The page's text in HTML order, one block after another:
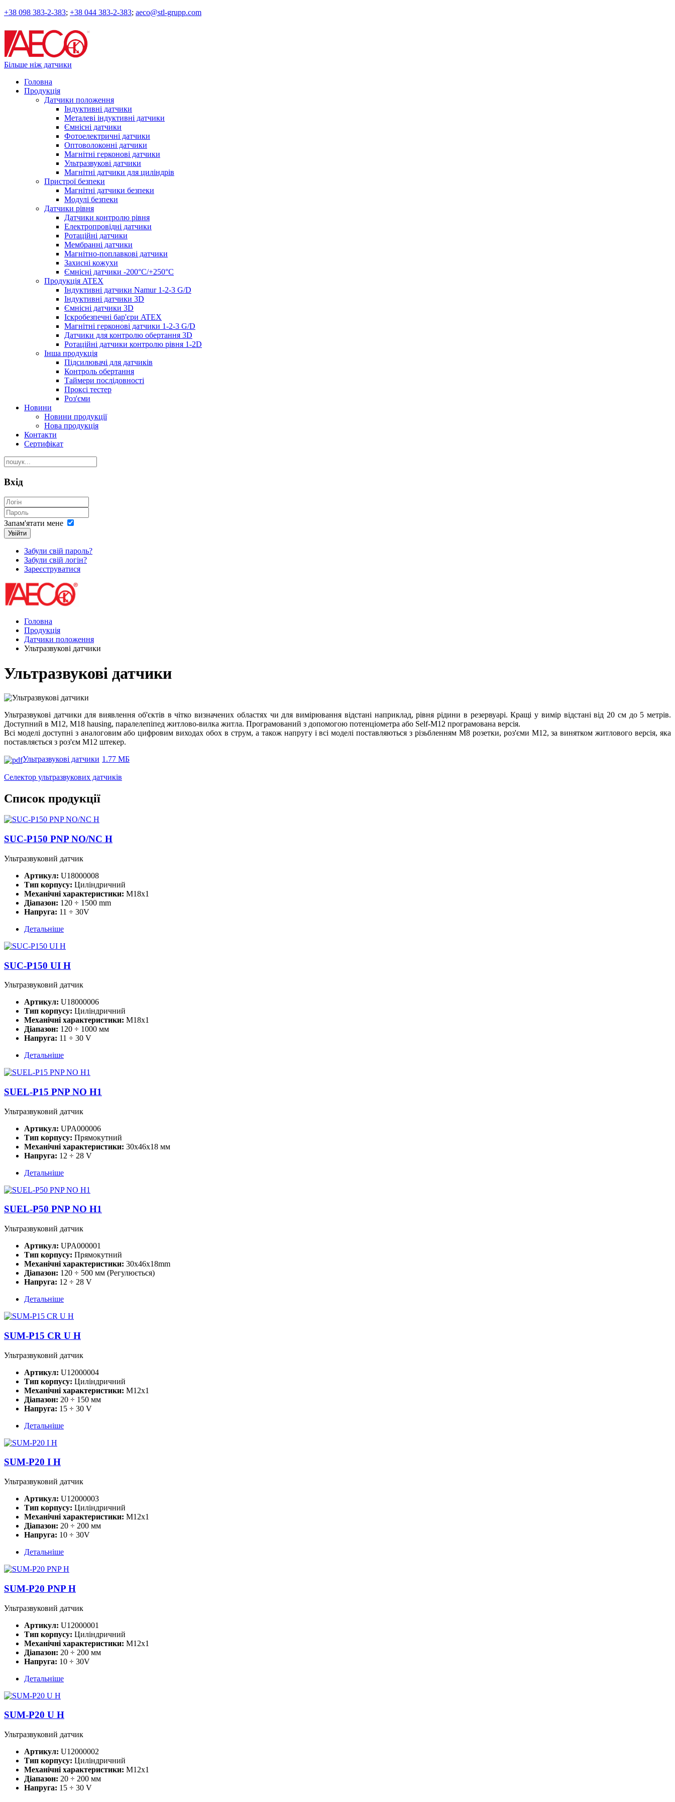
+38 098 383-2-383; +38 044 383-2-383; aeco@stl-grupp.com
Більше ніж датчики
Головна
Продукція
Датчики положення
Індуктивні датчики
Металеві індуктивні датчики
Ємнісні датчики
Фотоелектричні датчики
Оптоволоконні датчики
Магнітні герконові датчики
Ультразвукові датчики
Магнітні датчики для циліндрів
Пристрої безпеки
Магнітні датчики безпеки
Модулі безпеки
Датчики рівня
Датчики контролю рівня
Електропровідні датчики
Ротаційні датчики
Мембранні датчики
Магнітно-поплавкові датчики
Захисні кожухи
Ємнісні датчики -200°C/+250°C
Продукція ATEX
Індуктивні датчики Namur 1-2-3 G/D
Індуктивні датчики 3D
Ємнісні датчики 3D
Іскробезпечні бар'єри ATEX
Магнітні герконові датчики 1-2-3 G/D
Датчики для контролю обертання 3D
Ротаційні датчики контролю рівня 1-2D
Інша продукція
Підсилювачі для датчиків
Контроль обертання
Таймери послідовності
Проксі тестер
Роз'єми
Новини
Новини продукції
Нова продукція
Контакти
Сертифікат
Вхід
Запам'ятати мене
Увійти
Забули свій пароль?
Забули свій логін?
Зареєструватися
Головна
Продукція
Датчики положення
Ультразвукові датчики
Ультразвукові датчики
Ультразвукові датчики для виявлення об'єктів в чітко визначених областях чи для вимірювання відстані наприклад, рівня рідини в резервуарі. Кращі у вимір відстані від 20 см до 5 метрів.
Доступний в М12, М18 hausing, паралелепіпед житлово-вилка житла. Програмований з допомогою потенціометра або Self-М12 програмована версія.
Всі моделі доступні з аналоговим або цифровим виходах обох в струм, а також напругу і всі моделі поставляються з різьбленням M8 розетки, роз'єми М12, за винятком житлового версія, яка
поставляється з роз'єм M12 штекер.
Ультразвукові датчики 1.77 МБ
Селектор ультразвукових датчиків
Список продукції
SUC-P150 PNP NO/NC H
Ультразвуковий датчик
Артикул: U18000008
Тип корпусу: Циліндричний
Механічні характеристики: M18x1
Діапазон: 120 ÷ 1500 mm
Напруга: 11 ÷ 30V
Детальніше
SUC-P150 UI H
Ультразвуковий датчик
Артикул: U18000006
Тип корпусу: Циліндричний
Механічні характеристики: M18x1
Діапазон: 120 ÷ 1000 мм
Напруга: 11 ÷ 30 V
Детальніше
SUEL-P15 PNP NO H1
Ультразвуковий датчик
Артикул: UPA000006
Тип корпусу: Прямокутний
Механічні характеристики: 30x46x18 мм
Напруга: 12 ÷ 28 V
Детальніше
SUEL-P50 PNP NO H1
Ультразвуковий датчик
Артикул: UPA000001
Тип корпусу: Прямокутний
Механічні характеристики: 30x46x18mm
Діапазон: 120 ÷ 500 мм (Регулюється)
Напруга: 12 ÷ 28 V
Детальніше
SUM-P15 CR U H
Ультразвуковий датчик
Артикул: U12000004
Тип корпусу: Циліндричний
Механічні характеристики: M12x1
Діапазон: 20 ÷ 150 мм
Напруга: 15 ÷ 30 V
Детальніше
SUM-P20 I H
Ультразвуковий датчик
Артикул: U12000003
Тип корпусу: Циліндричний
Механічні характеристики: M12x1
Діапазон: 20 ÷ 200 мм
Напруга: 10 ÷ 30V
Детальніше
SUM-P20 PNP H
Ультразвуковий датчик
Артикул: U12000001
Тип корпусу: Циліндричний
Механічні характеристики: M12x1
Діапазон: 20 ÷ 200 мм
Напруга: 10 ÷ 30V
Детальніше
SUM-P20 U H
Ультразвуковий датчик
Артикул: U12000002
Тип корпусу: Циліндричний
Механічні характеристики: M12x1
Діапазон: 20 ÷ 200 мм
Напруга: 15 ÷ 30 V